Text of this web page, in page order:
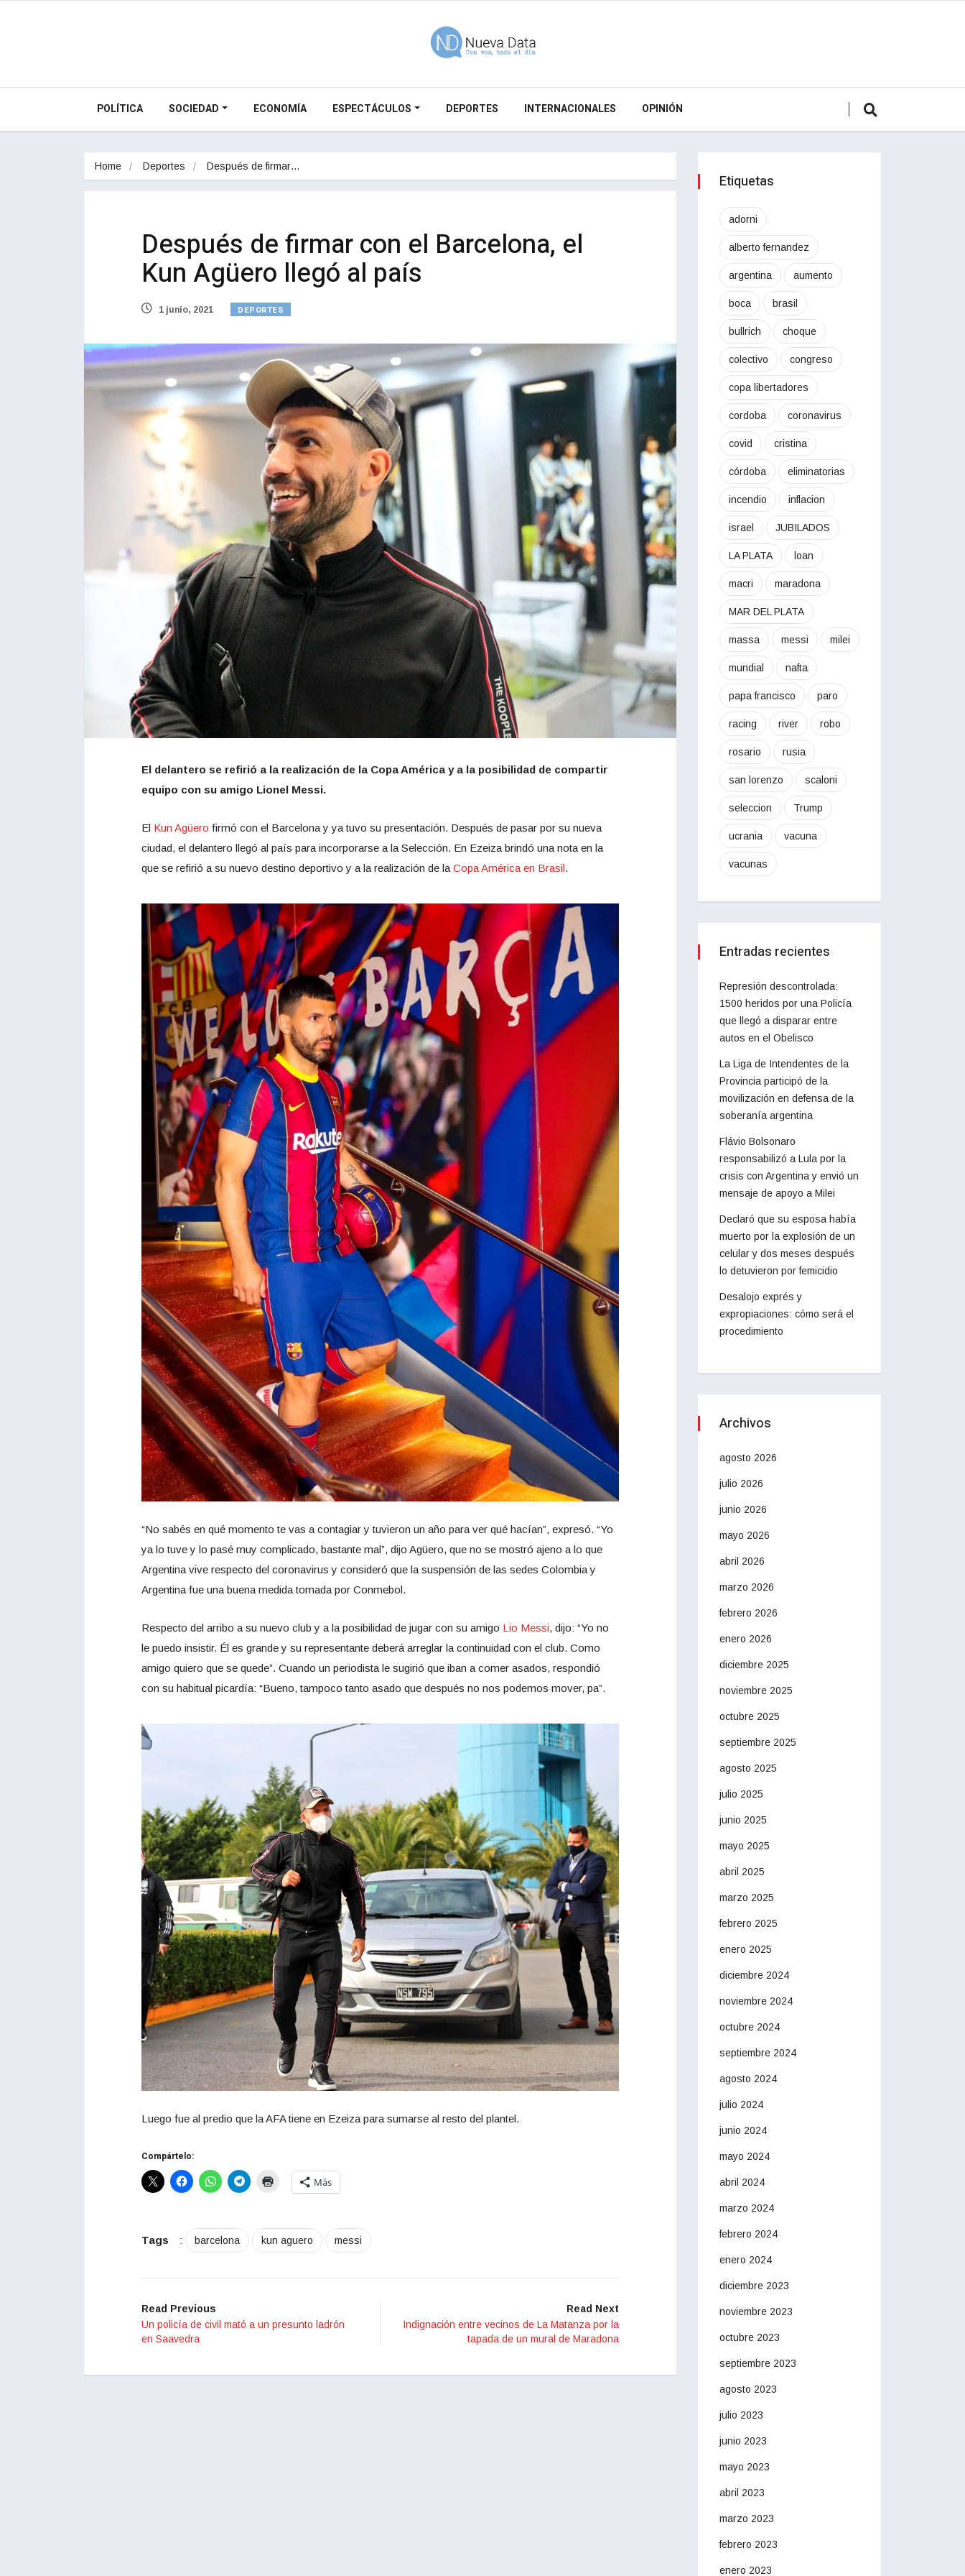
POLÍTICA SOCIEDAD ECONOMÍA ESPECTÁCULOS DEPORTES INTERNACIONALES OPINIÓN
Home Deportes Después de firmar…
Después de firmar con el Barcelona, el
Kun Agüero llegó al país
1 junio, 2021 DEPORTES
El delantero se refirió a la realización de la Copa América y a la posibilidad de compartir
equipo con su amigo Lionel Messi.
El Kun Agüero firmó con el Barcelona y ya tuvo su presentación. Después de pasar por su nueva
ciudad, el delantero llegó al país para incorporarse a la Selección. En Ezeiza brindó una nota en la
que se refirió a su nuevo destino deportivo y a la realización de la Copa América en Brasil.
“No sabés en qué momento te vas a contagiar y tuvieron un año para ver qué hacían”, expresó. “Yo
ya lo tuve y lo pasé muy complicado, bastante mal”, dijo Agüero, que no se mostró ajeno a lo que
Argentina vive respecto del coronavirus y consideró que la suspensión de las sedes Colombia y
Argentina fue una buena medida tomada por Conmebol.
Respecto del arribo a su nuevo club y a la posibilidad de jugar con su amigo Lio Messi, dijo: “Yo no
le puedo insistir. Él es grande y su representante deberá arreglar la continuidad con el club. Como
amigo quiero que se quede”. Cuando un periodista le sugirió que iban a comer asados, respondió
con su habitual picardía: “Bueno, tampoco tanto asado que después no nos podemos mover, pa”.
Luego fue al predio que la AFA tiene en Ezeiza para sumarse al resto del plantel.
Compártelo:
Más
Tags : barcelona kun aguero messi
Read Previous
Un policía de civil mató a un presunto ladrón
en Saavedra
Read Next
Indignación entre vecinos de La Matanza por la
tapada de un mural de Maradona
Etiquetas
adorni
alberto fernandez
argentina aumento
boca brasil
bullrich choque
colectivo congreso
copa libertadores
cordoba coronavirus
covid cristina
córdoba eliminatorias
incendio inflacion
israel JUBILADOS
LA PLATA loan
macri maradona
MAR DEL PLATA
massa messi milei
mundial nafta
papa francisco paro
racing river robo
rosario rusia
san lorenzo scaloni
seleccion Trump
ucrania vacuna
vacunas
Entradas recientes
Represión descontrolada:
1500 heridos por una Policía
que llegó a disparar entre
autos en el Obelisco
La Liga de Intendentes de la
Provincia participó de la
movilización en defensa de la
soberanía argentina
Flávio Bolsonaro
responsabilizó a Lula por la
crisis con Argentina y envió un
mensaje de apoyo a Milei
Declaró que su esposa había
muerto por la explosión de un
celular y dos meses después
lo detuvieron por femicidio
Desalojo exprés y
expropiaciones: cómo será el
procedimiento
Archivos
agosto 2026
julio 2026
junio 2026
mayo 2026
abril 2026
marzo 2026
febrero 2026
enero 2026
diciembre 2025
noviembre 2025
octubre 2025
septiembre 2025
agosto 2025
julio 2025
junio 2025
mayo 2025
abril 2025
marzo 2025
febrero 2025
enero 2025
diciembre 2024
noviembre 2024
octubre 2024
septiembre 2024
agosto 2024
julio 2024
junio 2024
mayo 2024
abril 2024
marzo 2024
febrero 2024
enero 2024
diciembre 2023
noviembre 2023
octubre 2023
septiembre 2023
agosto 2023
julio 2023
junio 2023
mayo 2023
abril 2023
marzo 2023
febrero 2023
enero 2023